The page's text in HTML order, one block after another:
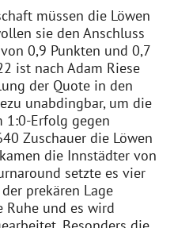
müssen die Löwen
sie den Anschluss
0,9 Punkten und 0,7
ist nach Adam Riese
der Quote in den
unabdingbar, um die
1:0-Erfolg gegen
Zuschauer die Löwen
die Innstädter von
setzte es vier
prekären Lage
Ruhe und es wird